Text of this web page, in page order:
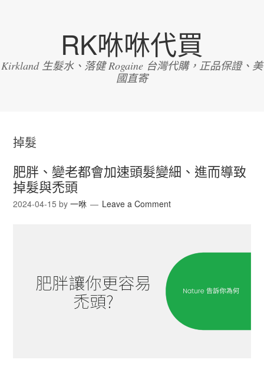
RK咻咻代買
Kirkland 生髮水、落健 Rogaine 台灣代購，正品保證、美
國直寄
掉髮
肥胖、變老都會加速頭髮變細、進而導致
掉髮與禿頭
2024-04-15 by一咻 Leave a Comment